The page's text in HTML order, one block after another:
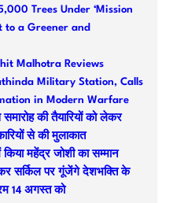
Trees Under ‘Mission
to a Greener and
Malhotra Reviews
Military Station, Calls
in Modern Warfare
की तैयारियों को लेकर
से की मुलाकात
महेंद्र जोशी का सम्मान
सर्किल पर गूंजेंगे देशभक्ति के
14 अगस्त को